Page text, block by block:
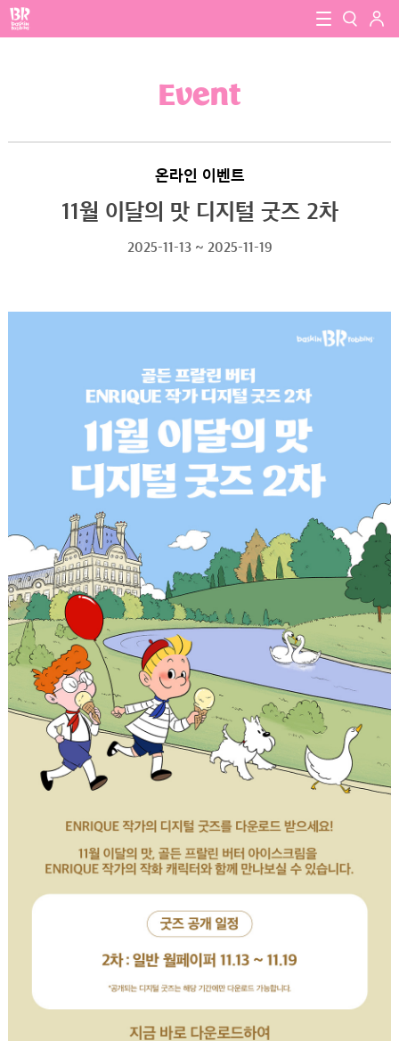
baskin robbins 검색
로그
close
Event
온라인 이벤트
11월 이달의 맛 디지털 굿즈 2차
2025-11-13 ~ 2025-11-19